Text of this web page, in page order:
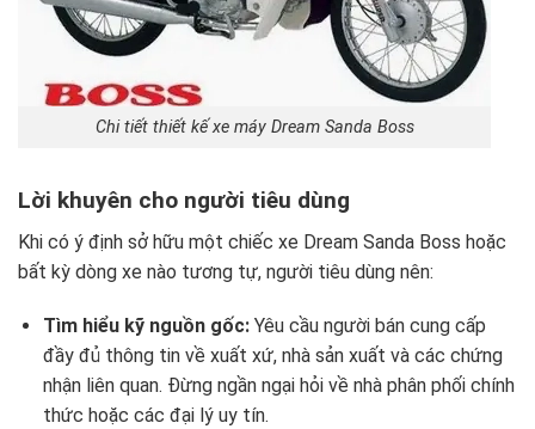
Chi tiết thiết kế xe máy Dream Sanda Boss
Lời khuyên cho người tiêu dùng
Khi có ý định sở hữu một chiếc xe Dream Sanda Boss hoặc
bất kỳ dòng xe nào tương tự, người tiêu dùng nên:
Tìm hiểu kỹ nguồn gốc:Yêu cầu người bán cung cấp
đầy đủ thông tin về xuất xứ, nhà sản xuất và các chứng
nhận liên quan. Đừng ngần ngại hỏi về nhà phân phối chính
thức hoặc các đại lý uy tín.